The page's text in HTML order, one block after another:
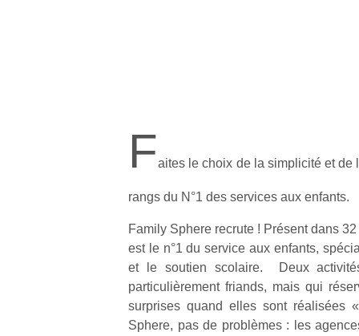
Faites le choix de la simplicité et de
rangs du N°1 des services aux enfants.
Family Sphere recrute ! Présent dans
est le n°1 du service aux enfants,
et le soutien scolaire. Deux
particulièrement friands, mais qui
surprises quand elles sont réalisées
Sphere, pas de problèmes : les